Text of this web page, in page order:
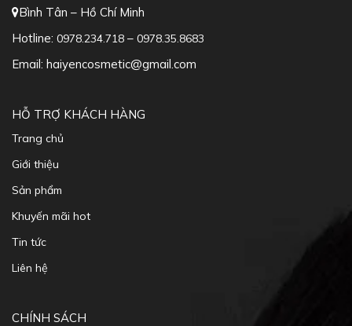
Bình Tân – Hồ Chí Minh
Hotline: 0978.234.718 – 0978.35.8683
Email: haiyencosmetic@gmail.com
HỖ TRỢ KHÁCH HÀNG
Trang chủ
Giới thiệu
Sản phẩm
Khuyến mãi hot
Tin tức
Liên hệ
CHÍNH SÁCH